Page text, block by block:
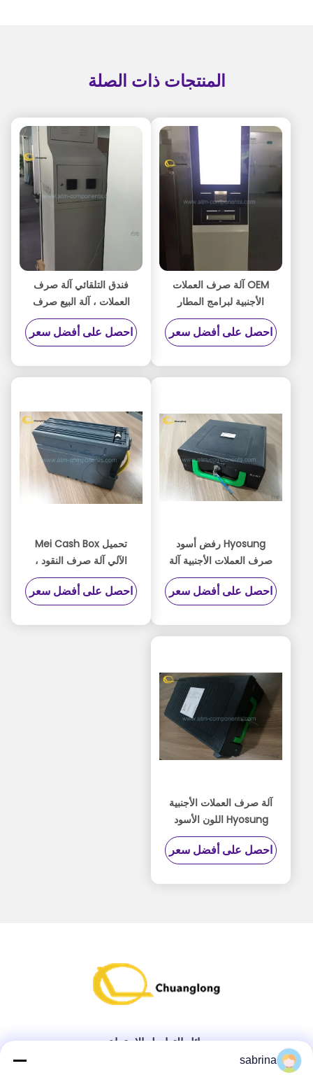
المنتجات ذات الصلة
OEM آلة صرف العملات
الأجنبية لبرامج المطار
FCEM P / N
احصل على أفضل سعر
فندق التلقائي آلة صرف
العملات ، آلة البيع صرف
العملات حسب الطلب
احصل على أفضل سعر
Hyosung رفض أسود
صرف العملات الأجنبية آلة
كاسيت صندوق النقد
احصل على أفضل سعر
تحميل Mei Cash Box
الآلي آلة صرف النقود ،
النقدية لتغيير آلة البيع
التدفقات النقدية
احصل على أفضل سعر
آلة صرف العملات الأجنبية
Hyosung اللون الأسود
7430000208 P / N
احصل على أفضل سعر
وسائل التواصل الاجتماعي
sabrina